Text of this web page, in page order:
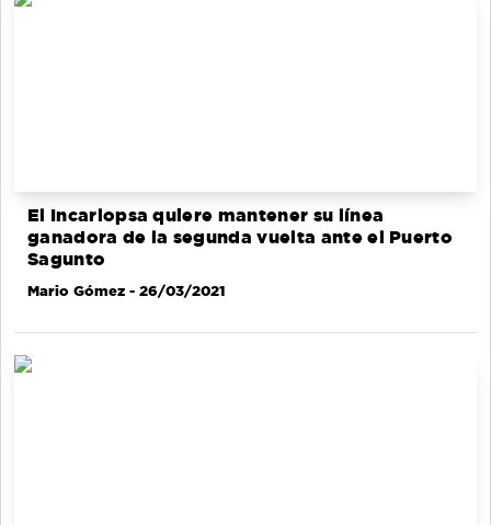
El Incarlopsa quiere mantener su línea
ganadora de la segunda vuelta ante el Puerto
Sagunto
Mario Gómez - 26/03/2021